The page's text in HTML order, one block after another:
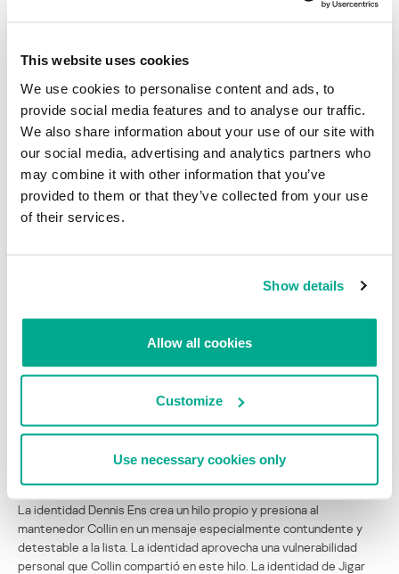
This website uses cookies
We use cookies to personalise content and ads, to
provide social media features and to analyse our traffic.
We also share information about your use of our site with
our social media, advertising and analytics partners who
may combine it with other information that you’ve
provided to them or that they’ve collected from your use
of their services.
Show details
Allow all cookies
Customize
Use necessary cookies only
progress since april has been small changes to test code. You
your repo.
Why wait until 5.4.0 to change maintainer? Why delay what your
repo needs?
“Con su ritmo actual, dudo mucho que la versión 5.4.0 salga este
año. El únicoavance desde abril han sido pequeños cambios en el
código de prueba. Ignoras los muchos parches que están
pudriéndose en esta lista de correo. Está asfixiando a su repo.
¿Por qué esperar hasta 5.4.0 para cambiar de mantenedor? ¿Por
Re: [xz-devel] [PATCH] Cadena a filtro
Is there any progress on this? Jia I see you have recent commits.
Why can’t you
commit this yourself?
recientes. ¿Por qué no puedeshacer commit de esto tú mismo?”
La identidad Dennis Ens crea un hilo propio y presiona al
mantenedor Collin en un mensaje especialmente contundente y
detestable a la lista. La identidad aprovecha una vulnerabilidad
personal que Collin compartió en este hilo. La identidad de Jigar